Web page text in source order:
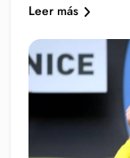
Leer más